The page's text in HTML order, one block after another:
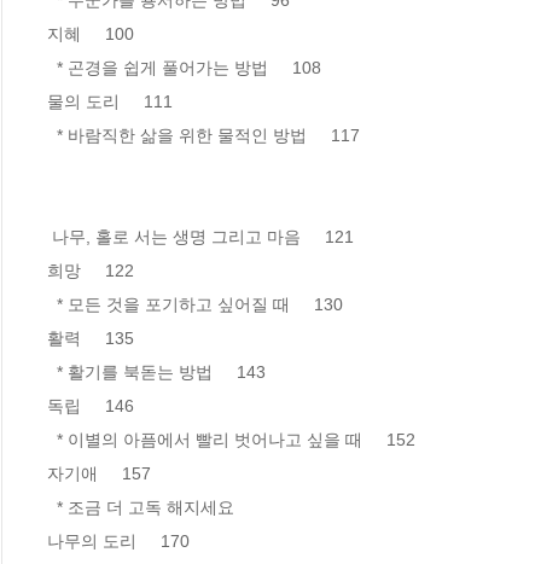
지혜     100
물의 도리     111
희망     122
활력     135
독립     146
자기애     157
나무의 도리     170